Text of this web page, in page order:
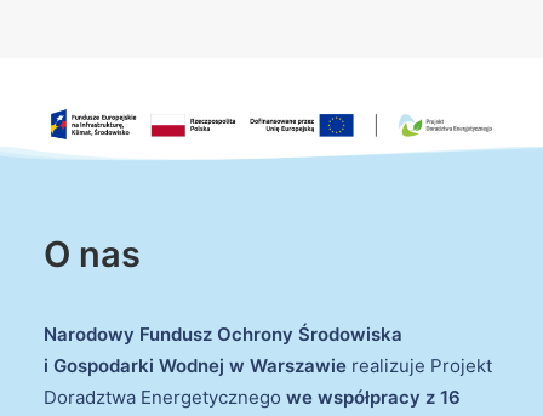
O nas
Narodowy Fundusz Ochrony Środowiska
i Gospodarki Wodnej w Warszawie realizuje Projekt
Doradztwa Energetycznego we współpracy z 16